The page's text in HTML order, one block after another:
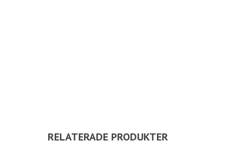
RELATERADE PRODUKTER